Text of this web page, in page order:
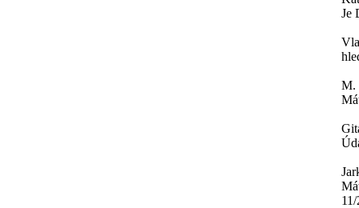
Je
M.